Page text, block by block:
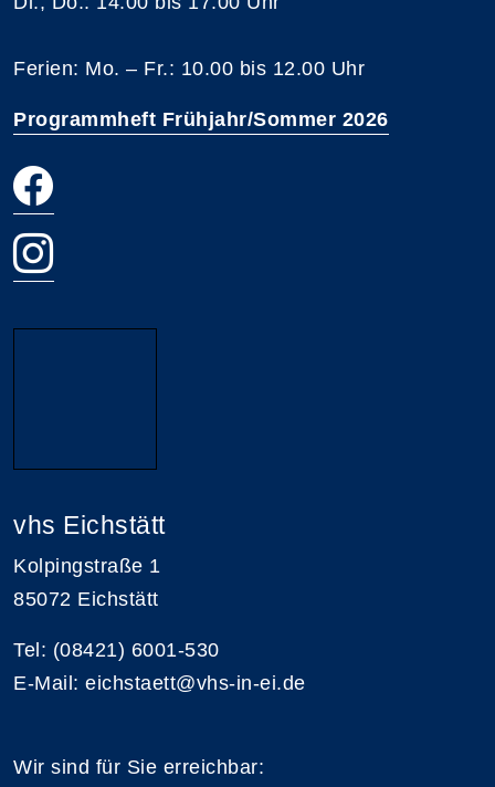
Ferien: Mo. – Fr.: 10.00 bis 12.00 Uhr
Programmheft Frühjahr/Sommer 2026
vhs Eichstätt
Kolpingstraße 1
85072 Eichstätt
Tel: (08421) 6001-530
E-Mail: eichstaett@vhs-in-ei.de
Wir sind für Sie erreichbar: